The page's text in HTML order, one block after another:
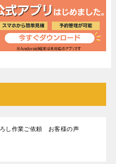
ろし作業ご依頼 お客様の声